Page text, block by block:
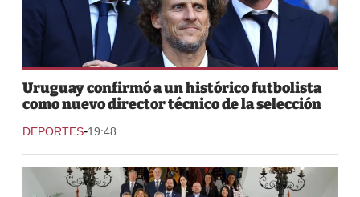
Uruguay confirmó a un histórico futbolista
como nuevo director técnico de la selección
DEPORTES-19:48